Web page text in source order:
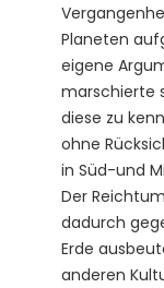
Planeten
eigene
marschierte
diese zu
ohne
in Süd-und
Der
dadurch
Erde
anderen